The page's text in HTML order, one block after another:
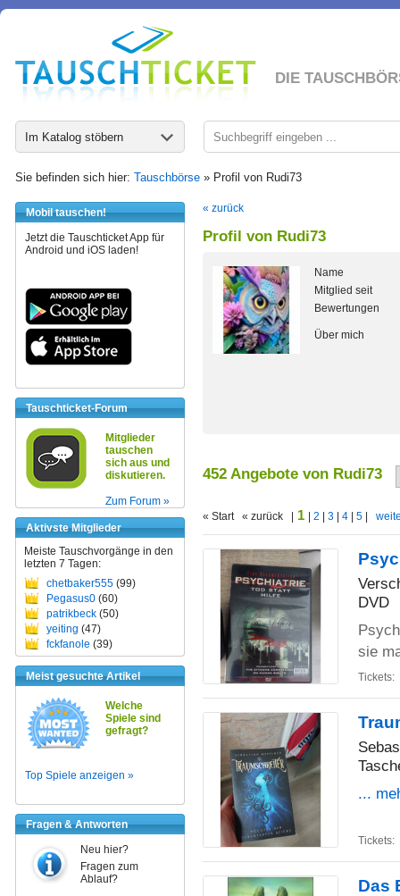
DIE
Im Katalog stöbern
Sie befinden sich hier: Tauschbörse » Profil von Rudi73
Mobil tauschen!
Jetzt die Tauschticket App für
Android und iOS laden!
Tauschticket-Forum
Mitglieder
tauschen
sich aus und
diskutieren.
Zum Forum »
Aktivste Mitglieder
Meiste Tauschvorgänge in den
letzten 7 Tagen:
chetbaker555 (99)
Pegasus0 (60)
patrikbeck (50)
yeiting (47)
fckfanole (39)
Meist gesuchte Artikel
Welche
Spiele sind
gefragt?
Top Spiele anzeigen »
Fragen & Antworten
Neu hier?
Fragen zum
Ablauf?
« zurück
Profil von Rudi73
Name
Mitglied seit
Bewertungen
Über mich
452 Angebote von Rudi73
« Start « zurück | 1 2 3 4 5
DVD
sie
Tickets:
...
Tickets:
Das